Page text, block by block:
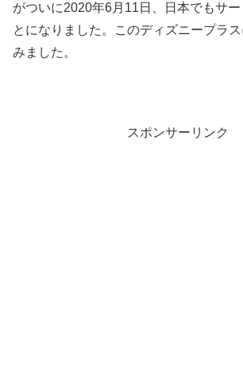
がついに2020年6月11日、日本でもサー
とになりました。このディズニープラ
みました。
スポンサーリンク